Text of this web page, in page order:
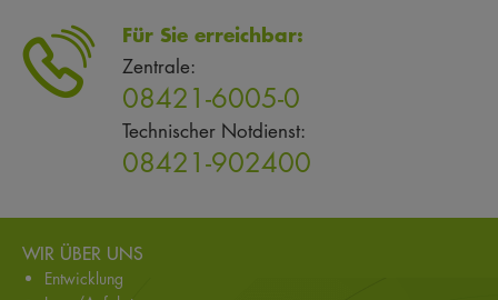
Für Sie erreichbar:
Zentrale:
08421-6005-0
Technischer Notdienst:
08421-902400
WIR ÜBER UNS
Entwicklung